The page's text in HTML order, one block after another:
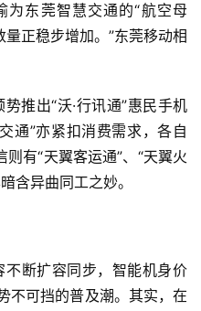
东莞智慧交通的“航空母
正稳步增加。”东莞移动相
推出“沃·行讯通”惠民手机
通”亦紧扣消费需求，各自
有“天翼客运通”、“天翼火
含异曲同工之妙。
断扩容同步，智能机身价
不可挡的普及潮。其实，在